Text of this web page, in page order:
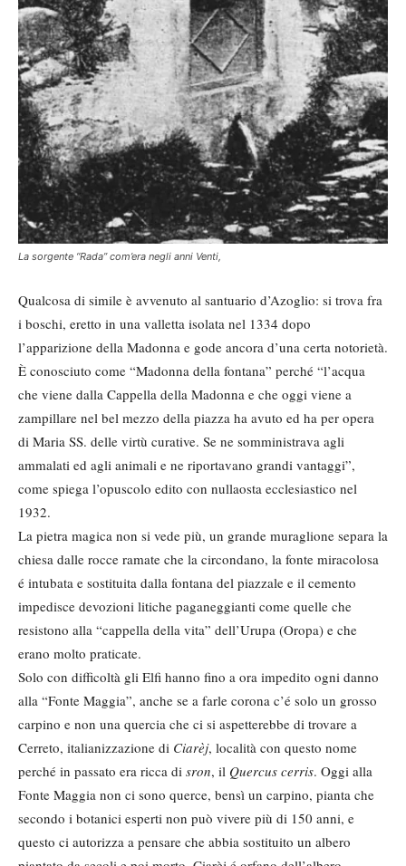
La sorgente “Rada” com’era negli anni Venti,
Qualcosa di simile è avvenuto al santuario d’Azoglio: si trova fra
i boschi, eretto in una valletta isolata nel 1334 dopo
l’apparizione della Madonna e gode ancora d’una certa notorietà.
È conosciuto come “Madonna della fontana” perché “l’acqua
che viene dalla Cappella della Madonna e che oggi viene a
zampillare nel bel mezzo della piazza ha avuto ed ha per opera
di Maria SS. delle virtù curative. Se ne somministrava agli
ammalati ed agli animali e ne riportavano grandi vantaggi”,
come spiega l’opuscolo edito con nullaosta ecclesiastico nel
1932.
La pietra magica non si vede più, un grande muraglione separa la
chiesa dalle rocce ramate che la circondano, la fonte miracolosa
é intubata e sostituita dalla fontana del piazzale e il cemento
impedisce devozioni litiche paganeggianti come quelle che
resistono alla “cappella della vita” dell’Urupa (Oropa) e che
erano molto praticate.
Solo con difficoltà gli Elfi hanno fino a ora impedito ogni danno
alla “Fonte Maggia”, anche se a farle corona c’é solo un grosso
carpino e non una quercia che ci si aspetterebbe di trovare a
Cerreto, italianizzazione di Ciarèj, località con questo nome
perché in passato era ricca di sron, il Quercus cerris. Oggi alla
Fonte Maggia non ci sono querce, bensì un carpino, pianta che
secondo i botanici esperti non può vivere più di 150 anni, e
questo ci autorizza a pensare che abbia sostituito un albero